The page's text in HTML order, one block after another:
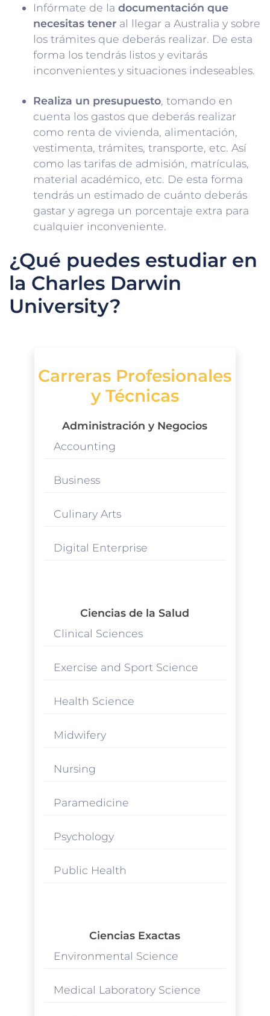
Infórmate de la documentación que
necesitas tener al llegar a Australia y sobre
los trámites que deberás realizar. De esta
forma los tendrás listos y evitarás
inconvenientes y situaciones indeseables.
Realiza un presupuesto, tomando en
cuenta los gastos que deberás realizar
como renta de vivienda, alimentación,
vestimenta, trámites, transporte, etc. Así
como las tarifas de admisión, matrículas,
material académico, etc. De esta forma
tendrás un estimado de cuánto deberás
gastar y agrega un porcentaje extra para
cualquier inconveniente.
¿Qué puedes estudiar en
la Charles Darwin
University?
Carreras Profesionales
y Técnicas
Administración y Negocios
Accounting
Business
Culinary Arts
Digital Enterprise
Ciencias de la Salud
Clinical Sciences
Exercise and Sport Science
Health Science
Midwifery
Nursing
Paramedicine
Psychology
Public Health
Ciencias Exactas
Environmental Science
Medical Laboratory Science